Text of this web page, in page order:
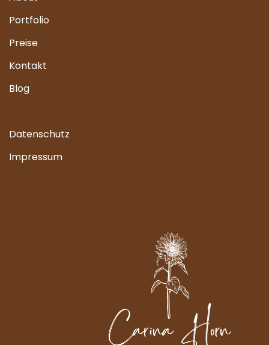
Portfolio
Preise
Kontakt
Blog
Datenschutz
Impressum